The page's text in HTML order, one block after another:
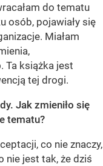
do tematu
osób, pojawiały się
Miałam
Ta książka jest
tej drogi.
Jak zmieniło się
tematu?
co nie znaczy,
nie jest tak, że dziś